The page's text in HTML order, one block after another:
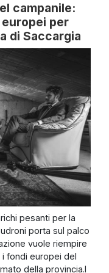
campanile:
per
di Saccargia
pesanti per la
porta sul palco
vuole riempire
i fondi europei del
della provincia.I